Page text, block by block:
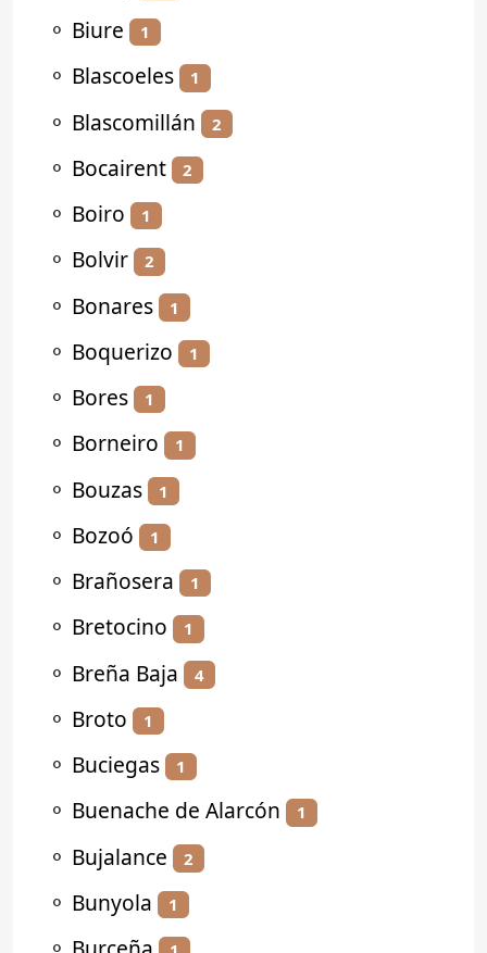
⚬ Biure 1
⚬ Blascoeles 1
⚬ Blascomillán 2
⚬ Bocairent 2
⚬ Boiro 1
⚬ Bolvir 2
⚬ Bonares 1
⚬ Boquerizo 1
⚬ Bores 1
⚬ Borneiro 1
⚬ Bouzas 1
⚬ Bozoó 1
⚬ Brañosera 1
⚬ Bretocino 1
⚬ Breña Baja 4
⚬ Broto 1
⚬ Buciegas 1
⚬ Buenache de Alarcón 1
⚬ Bujalance 2
⚬ Bunyola 1